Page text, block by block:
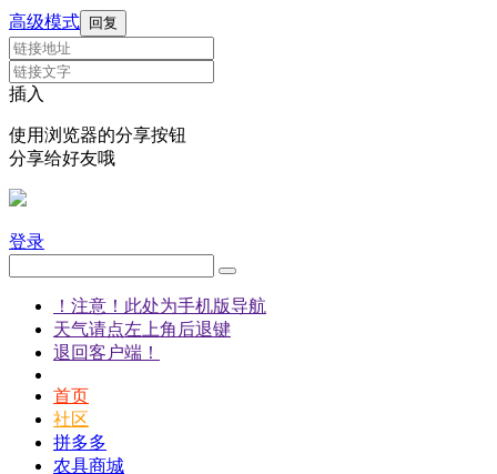
高级模式 回复
插入
使用浏览器的分享按钮
分享给好友哦
登录
！注意！此处为手机版导航
天气请点左上角后退键
退回客户端！
首页
社区
拼多多
农具商城